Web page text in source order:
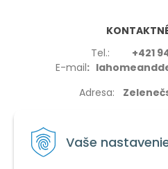
Vaše
Tel.: +421
E-mail:
Adresa: